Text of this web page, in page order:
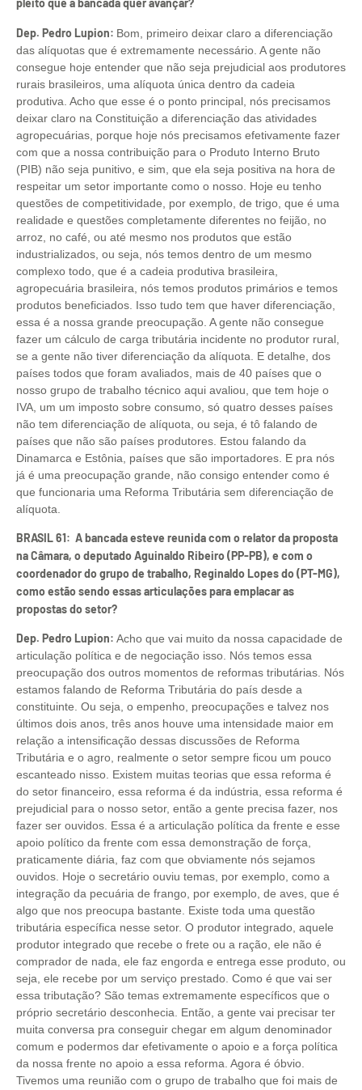
pleito que a bancada quer avançar?
Dep. Pedro Lupion: Bom, primeiro deixar claro a diferenciação
das alíquotas que é extremamente necessário. A gente não
consegue hoje entender que não seja prejudicial aos produtores
rurais brasileiros, uma alíquota única dentro da cadeia
produtiva. Acho que esse é o ponto principal, nós precisamos
deixar claro na Constituição a diferenciação das atividades
agropecuárias, porque hoje nós precisamos efetivamente fazer
com que a nossa contribuição para o Produto Interno Bruto
(PIB) não seja punitivo, e sim, que ela seja positiva na hora de
respeitar um setor importante como o nosso. Hoje eu tenho
questões de competitividade, por exemplo, de trigo, que é uma
realidade e questões completamente diferentes no feijão, no
arroz, no café, ou até mesmo nos produtos que estão
industrializados, ou seja, nós temos dentro de um mesmo
complexo todo, que é a cadeia produtiva brasileira,
agropecuária brasileira, nós temos produtos primários e temos
produtos beneficiados. Isso tudo tem que haver diferenciação,
essa é a nossa grande preocupação. A gente não consegue
fazer um cálculo de carga tributária incidente no produtor rural,
se a gente não tiver diferenciação da alíquota. E detalhe, dos
países todos que foram avaliados, mais de 40 países que o
nosso grupo de trabalho técnico aqui avaliou, que tem hoje o
IVA, um um imposto sobre consumo, só quatro desses países
não tem diferenciação de alíquota, ou seja, é tô falando de
países que não são países produtores. Estou falando da
Dinamarca e Estônia, países que são importadores. E pra nós
já é uma preocupação grande, não consigo entender como é
que funcionaria uma Reforma Tributária sem diferenciação de
alíquota.
BRASIL 61: A bancada esteve reunida com o relator da proposta
na Câmara, o deputado Aguinaldo Ribeiro (PP-PB), e com o
coordenador do grupo de trabalho, Reginaldo Lopes do (PT-MG),
como estão sendo essas articulações para emplacar as
propostas do setor?
Dep. Pedro Lupion: Acho que vai muito da nossa capacidade de
articulação política e de negociação isso. Nós temos essa
preocupação dos outros momentos de reformas tributárias. Nós
estamos falando de Reforma Tributária do país desde a
constituinte. Ou seja, o empenho, preocupações e talvez nos
últimos dois anos, três anos houve uma intensidade maior em
relação a intensificação dessas discussões de Reforma
Tributária e o agro, realmente o setor sempre ficou um pouco
escanteado nisso. Existem muitas teorias que essa reforma é
do setor financeiro, essa reforma é da indústria, essa reforma é
prejudicial para o nosso setor, então a gente precisa fazer, nos
fazer ser ouvidos. Essa é a articulação política da frente e esse
apoio político da frente com essa demonstração de força,
praticamente diária, faz com que obviamente nós sejamos
ouvidos. Hoje o secretário ouviu temas, por exemplo, como a
integração da pecuária de frango, por exemplo, de aves, que é
algo que nos preocupa bastante. Existe toda uma questão
tributária específica nesse setor. O produtor integrado, aquele
produtor integrado que recebe o frete ou a ração, ele não é
comprador de nada, ele faz engorda e entrega esse produto, ou
seja, ele recebe por um serviço prestado. Como é que vai ser
essa tributação? São temas extremamente específicos que o
próprio secretário desconhecia. Então, a gente vai precisar ter
muita conversa pra conseguir chegar em algum denominador
comum e podermos dar efetivamente o apoio e a força política
da nossa frente no apoio a essa reforma. Agora é óbvio.
Tivemos uma reunião com o grupo de trabalho que foi mais de